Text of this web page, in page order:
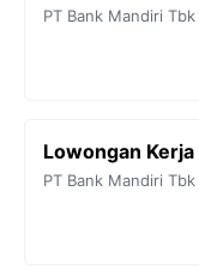
PT Bank Mandiri
Lowongan
PT Bank Mandiri